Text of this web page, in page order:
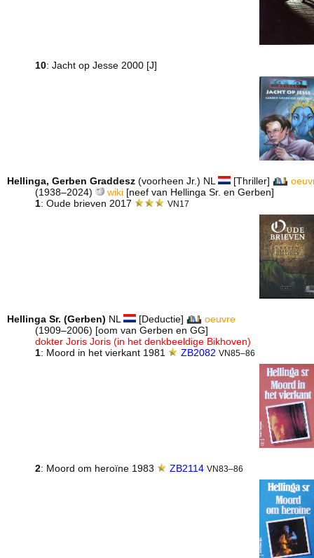
10: Jacht op Jesse 2000 [J]
Hellinga, Gerben Graddesz (voorheen Jr.) NL [Thriller]
(1938–2024)
wiki[neef van Hellinga Sr. en Gerben]
1: Oude brieven 2017 VN17
Hellinga Sr. (Gerben) NL [Deductie]
oeuvre
(1909–2006) [oom van Gerben en GG]
dokter Joris Joris (in het denkbeeldige Bikhoven)
1: Moord in het vierkant 1981 ZB2082 VN85–86
2: Moord om heroïne 1983 ZB2114 VN83–86